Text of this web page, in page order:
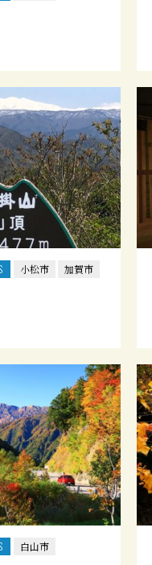
小松市 加賀市
白山市